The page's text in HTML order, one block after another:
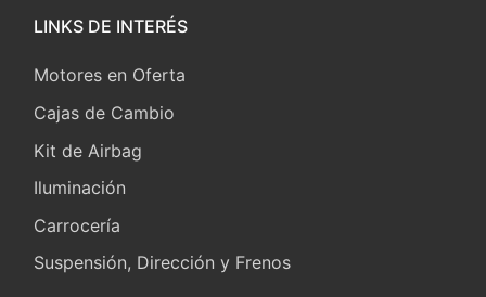
LINKS DE INTERÉS
Motores en Oferta
Cajas de Cambio
Kit de Airbag
Iluminación
Carrocería
Suspensión, Dirección y Frenos